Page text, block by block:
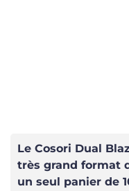
Le Cosori Dual
très grand format
un seul panier de